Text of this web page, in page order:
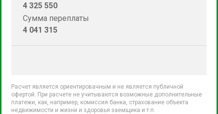
4 325 550
Сумма переплаты
4 041 315
Расчет является ориентировачным и не является публичной
офертой. При расчете не учитываются возможные дополнительные
платежи, как, например, комиссия банка, страхование объекта
недвижимости и жизни и здоровья заемщика и т.п.